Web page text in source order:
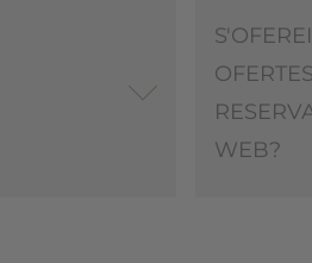
WEB?